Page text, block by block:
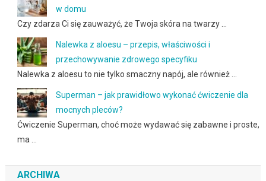
w domu
Czy zdarza Ci się zauważyć, że Twoja skóra na twarzy …
Nalewka z aloesu – przepis, właściwości i
przechowywanie zdrowego specyfiku
Nalewka z aloesu to nie tylko smaczny napój, ale również …
Superman – jak prawidłowo wykonać ćwiczenie dla
mocnych pleców?
Ćwiczenie Superman, choć może wydawać się zabawne i proste,
ma …
ARCHIWA